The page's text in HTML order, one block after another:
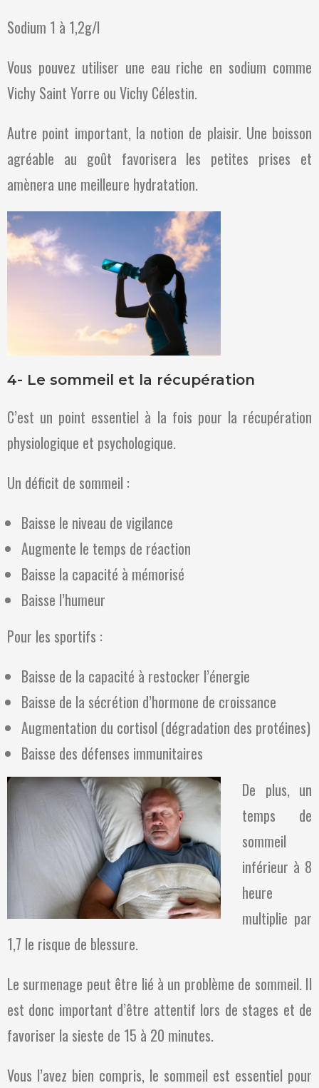
Sodium 1 à 1,2g/l
Vous pouvez utiliser une eau riche en sodium comme
Vichy Saint Yorre ou Vichy Célestin.
Autre point important, la notion de plaisir. Une boisson
agréable au goût favorisera les petites prises et
amènera une meilleure hydratation.
4- Le sommeil et la récupération
C’est un point essentiel à la fois pour la récupération
physiologique et psychologique.
Un déficit de sommeil :
Baisse le niveau de vigilance
Augmente le temps de réaction
Baisse la capacité à mémorisé
Baisse l’humeur
Pour les sportifs :
Baisse de la capacité à restocker l’énergie
Baisse de la sécrétion d’hormone de croissance
Augmentation du cortisol (dégradation des protéines)
Baisse des défenses immunitaires
De plus, un
temps de
sommeil
inférieur à 8
heure
multiplie par
1,7 le risque de blessure.
Le surmenage peut être lié à un problème de sommeil. Il
est donc important d’être attentif lors de stages et de
favoriser la sieste de 15 à 20 minutes.
Vous l’avez bien compris, le sommeil est essentiel pour